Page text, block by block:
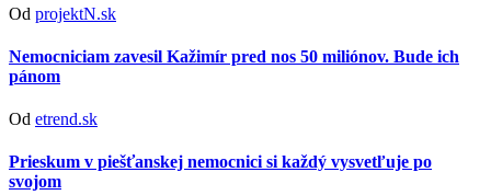
Od projektN.sk
Nemocniciam zavesil Kažimír pred nos 50 miliónov. Bude ich
pánom
Od etrend.sk
Prieskum v piešťanskej nemocnici si každý vysvetľuje po
svojom